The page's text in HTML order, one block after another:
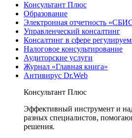
Консультант Плюс
Образование
Электронная отчетность
Управленческий консалтинг
Консалтинг в сфере
Налоговое консультирование
Аудиторские услуги
Журнал «Главная книга»
Антивирус Dr.Web
Консультант Плюс
Эффективный инструмент и
разных специалистов,
решения.